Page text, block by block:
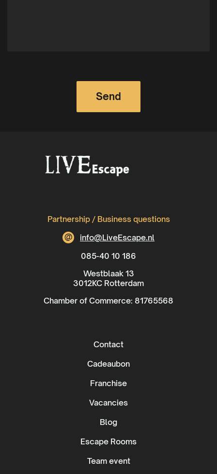
Partnership / Business questions
@
info@LiveEscape.nl
085-40 10 186
Westblaak 13
3012KC Rotterdam
Chamber of Commerce: 81765568
Contact
Cadeaubon
Franchise
Vacancies
Blog
Escape Rooms
Team event